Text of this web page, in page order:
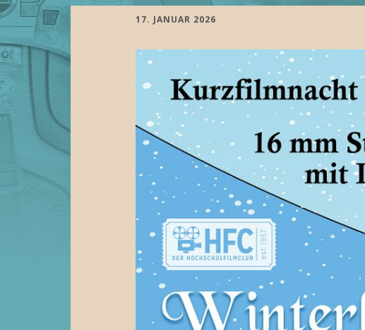
Programm
Vergangene
Veranstaltungen
17. JANUAR 2026